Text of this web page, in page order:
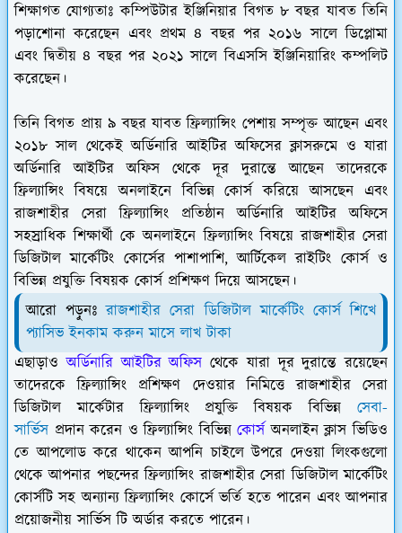
শিক্ষাগত যোগ্যতাঃ কম্পিউটার ইঞ্জিনিয়ার বিগত ৮ বছর যাবত তিনি
পড়াশোনা করেছেন এবং প্রথম ৪ বছর পর ২০১৬ সালে ডিপ্লোমা
এবং দ্বিতীয় ৪ বছর পর ২০২১ সালে বিএসসি ইঞ্জিনিয়ারিং কম্পলিট
করেছেন।
তিনি বিগত প্রায় ৯ বছর যাবত ফ্রিল্যান্সিং পেশায় সম্পৃক্ত আছেন এবং
২০১৮ সাল থেকেই অর্ডিনারি আইটির অফিসের ক্লাসরুমে ও যারা
অর্ডিনারি আইটির অফিস থেকে দূর দুরান্তে আছেন তাদেরকে
ফ্রিল্যান্সিং বিষয়ে অনলাইনে বিভিন্ন কোর্স করিয়ে আসছেন এবং
রাজশাহীর সেরা ফ্রিল্যান্সিং প্রতিষ্ঠান অর্ডিনারি আইটির অফিসে
সহস্রাধিক শিক্ষার্থী কে অনলাইনে ফ্রিল্যান্সিং বিষয়ে রাজশাহীর সেরা
ডিজিটাল মার্কেটিং কোর্সের পাশাপাশি, আর্টিকেল রাইটিং কোর্স ও
বিভিন্ন প্রযুক্তি বিষয়ক কোর্স প্রশিক্ষণ দিয়ে আসছেন।
আরো পড়ুনঃরাজশাহীর সেরা ডিজিটাল মার্কেটিং কোর্স শিখে
প্যাসিভ ইনকাম করুন মাসে লাখ টাকা
এছাড়াওঅর্ডিনারি আইটির অফিস থেকে যারা দূর দুরান্তে রয়েছেন
তাদেরকে ফ্রিল্যান্সিং প্রশিক্ষণ দেওয়ার নিমিত্তে রাজশাহীর সেরা
ডিজিটাল মার্কেটার ফ্রিল্যান্সিং প্রযুক্তি বিষয়ক বিভিন্ন সেবা-
সার্ভিস প্রদান করেন ও ফ্রিল্যান্সিং বিভিন্নকোর্স অনলাইন ক্লাস ভিডিও
তে আপলোড করে থাকেন আপনি চাইলে উপরে দেওয়া লিংকগুলো
থেকে আপনার পছন্দের ফ্রিল্যান্সিং রাজশাহীর সেরা ডিজিটাল মার্কেটিং
কোর্সটি সহ অন্যান্য ফ্রিল্যান্সিং কোর্সে ভর্তি হতে পারেন এবং আপনার
প্রয়োজনীয় সার্ভিস টি অর্ডার করতে পারেন।